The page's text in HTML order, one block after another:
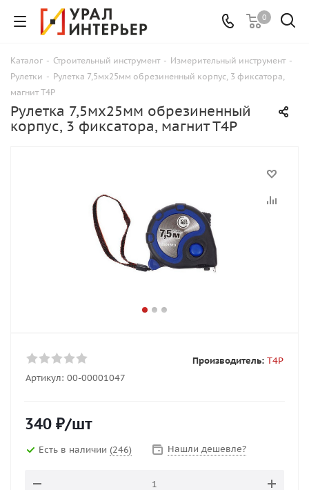
0
Каталог - Строительный инструмент - Измерительный инструмент -
Рулетки - Рулетка 7,5мx25мм обрезиненный корпус, 3 фиксатора,
магнит Т4Р
Рулетка 7,5мx25мм обрезиненный
корпус, 3 фиксатора, магнит Т4Р
Артикул: 00-00001047
Производитель: T4P
340 ₽/шт
Есть в наличии (246) Нашли дешевле?